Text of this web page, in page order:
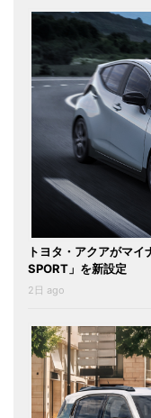
トヨタ・アクアがマ
SPORT」を新設定
2日 ago